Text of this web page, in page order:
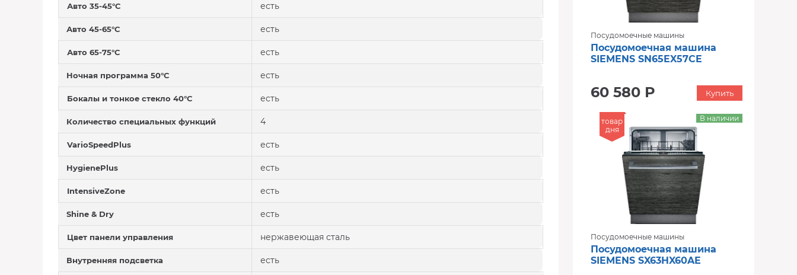
Авто 35-45°C есть
Авто 45-65°C есть
Авто 65-75°C есть
Ночная программа 50°C есть
Бокалы и тонкое стекло 40°C есть
Количество специальных функций 4
VarioSpeedPlus есть
HygienePlus есть
IntensiveZone есть
Shine & Dry есть
Цвет панели управления нержавеющая сталь
Внутренняя подсветка есть
Посудомоечные машины
Посудомоечная машина
SIEMENS SN65EX57CE
60 580 Р Купить
товар
дня
Посудомоечные машины
Посудомоечная машина
SIEMENS SX63HX60AE
В наличии